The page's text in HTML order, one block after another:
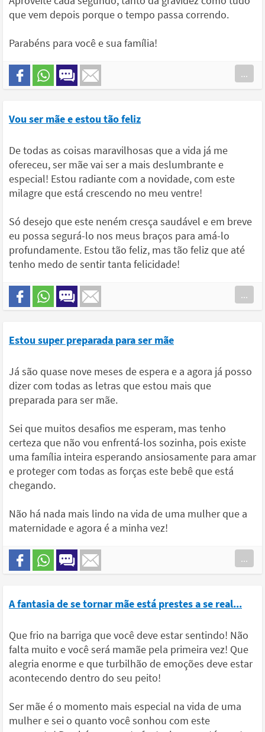
que vem depois porque o tempo passa correndo.
Parabéns para você e sua família!
...
Vou ser mãe e estou tão feliz
De todas as coisas maravilhosas que a vida já me
ofereceu, ser mãe vai ser a mais deslumbrante e
especial! Estou radiante com a novidade, com este
milagre que está crescendo no meu ventre!
Só desejo que este neném cresça saudável e em breve
eu possa segurá-lo nos meus braços para amá-lo
profundamente. Estou tão feliz, mas tão feliz que até
tenho medo de sentir tanta felicidade!
...
Estou super preparada para ser mãe
Já são quase nove meses de espera e a agora já posso
dizer com todas as letras que estou mais que
preparada para ser mãe.
Sei que muitos desafios me esperam, mas tenho
certeza que não vou enfrentá-los sozinha, pois existe
uma família inteira esperando ansiosamente para amar
e proteger com todas as forças este bebê que está
chegando.
Não há nada mais lindo na vida de uma mulher que a
maternidade e agora é a minha vez!
...
A fantasia de se tornar mãe está prestes a se real...
Que frio na barriga que você deve estar sentindo! Não
falta muito e você será mamãe pela primeira vez! Que
alegria enorme e que turbilhão de emoções deve estar
acontecendo dentro do seu peito!
Ser mãe é o momento mais especial na vida de uma
mulher e sei o quanto você sonhou com este